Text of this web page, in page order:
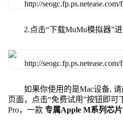
2.点击“下载MuMu模拟器”进
如果你使用的是Mac设备,
页面，点击“免费试用”按钮即可
Pro，一款 专属Apple M系列芯